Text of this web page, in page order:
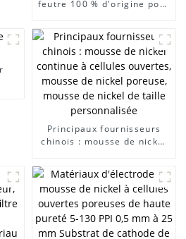
feutre 100 % d'origine pour
Principaux fournisseurs
chinois : mousse de nickel
ouvertes, mousse de nickel
poreuse, mousse de nickel
de taille personnalisée